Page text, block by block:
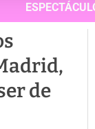
de